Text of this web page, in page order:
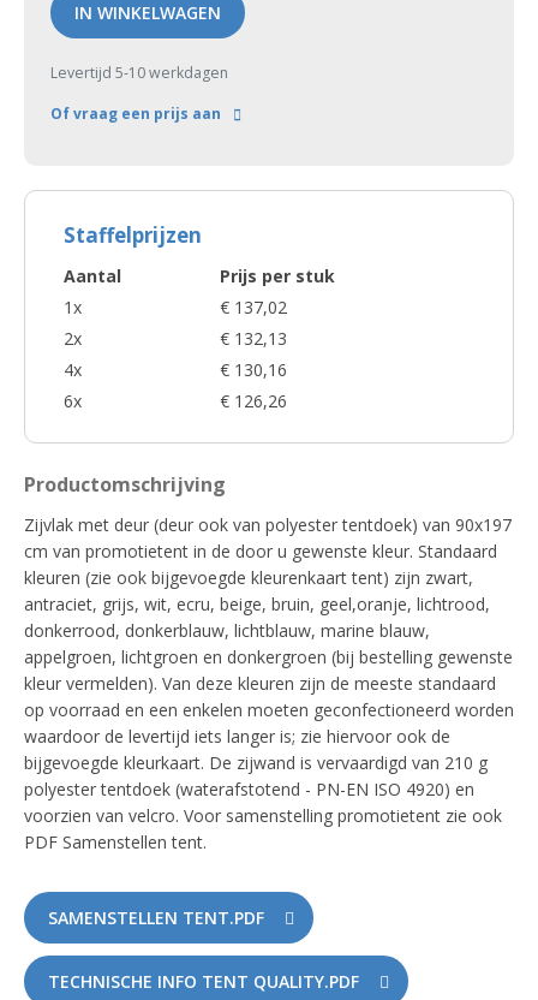
IN WINKELWAGEN
Levertijd 5-10 werkdagen
Of vraag een prijs aan
Staffelprijzen
Aantal
Prijs per stuk
1x
€ 137,02
2x
€ 132,13
4x
€ 130,16
6x
€ 126,26
Productomschrijving
Zijvlak met deur (deur ook van polyester tentdoek) van 90x197
cm van promotietent in de door u gewenste kleur. Standaard
kleuren (zie ook bijgevoegde kleurenkaart tent) zijn zwart,
antraciet, grijs, wit, ecru, beige, bruin, geel,oranje, lichtrood,
donkerrood, donkerblauw, lichtblauw, marine blauw,
appelgroen, lichtgroen en donkergroen (bij bestelling gewenste
kleur vermelden). Van deze kleuren zijn de meeste standaard
op voorraad en een enkelen moeten geconfectioneerd worden
waardoor de levertijd iets langer is; zie hiervoor ook de
bijgevoegde kleurkaart. De zijwand is vervaardigd van 210 g
polyester tentdoek (waterafstotend - PN-EN ISO 4920) en
voorzien van velcro. Voor samenstelling promotietent zie ook
PDF Samenstellen tent.
SAMENSTELLEN TENT.PDF
TECHNISCHE INFO TENT QUALITY.PDF